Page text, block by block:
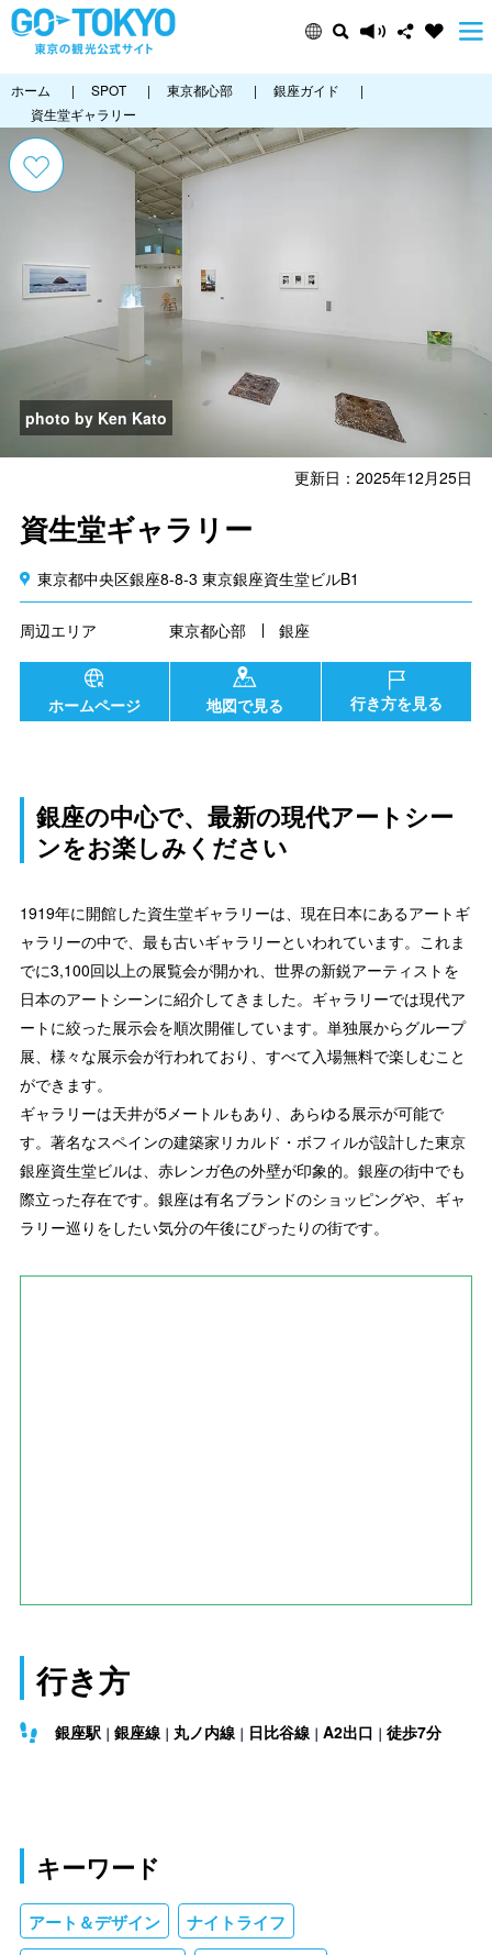
ホーム | SPOT | 東京都心部 | 銀座ガイド
|
資生堂ギャラリー
photo by Ken Kato
更新日：2025年12月25日
資生堂ギャラリー
東京都中央区銀座8-8-3 東京銀座資生堂ビルB1
周辺エリア 東京都心部 銀座
ホームページ 地図で見る 行き方を見る
銀座の中心で、最新の現代アートシー
ンをお楽しみください
1919年に開館した資生堂ギャラリーは、現在日本にあるアートギ
ャラリーの中で、最も古いギャラリーといわれています。これま
でに3,100回以上の展覧会が開かれ、世界の新鋭アーティストを
日本のアートシーンに紹介してきました。ギャラリーでは現代ア
ートに絞った展示会を順次開催しています。単独展からグループ
展、様々な展示会が行われており、すべて入場無料で楽しむこと
ができます。
ギャラリーは天井が5メートルもあり、あらゆる展示が可能で
す。著名なスペインの建築家リカルド・ボフィルが設計した東京
銀座資生堂ビルは、赤レンガ色の外壁が印象的。銀座の街中でも
際立った存在です。銀座は有名ブランドのショッピングや、ギャ
ラリー巡りをしたい気分の午後にぴったりの街です。
行き方
銀座駅 銀座線 丸ノ内線 日比谷線 A2出口 徒歩7分
キーワード
アート＆デザイン ナイトライフ